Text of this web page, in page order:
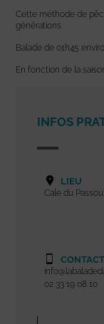
Cette méthode de
générations.
Balade de 01h45
En fonction de la
INFOS
LIEU
Cale du
CONTACT
02 33 19 08 10